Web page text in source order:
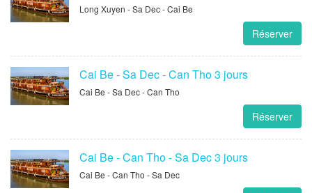
Long Xuyen - Sa Dec - Cai Be
Réserver
Cai Be - Sa Dec - Can Tho 3 jours
Cai Be - Sa Dec - Can Tho
Réserver
Cai Be - Can Tho - Sa Dec 3 jours
Cai Be - Can Tho - Sa Dec